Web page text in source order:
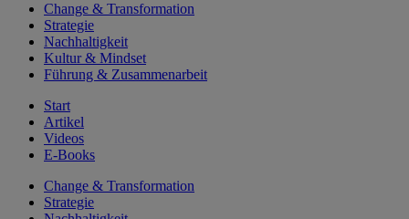
Change & Transformation
Strategie
Nachhaltigkeit
Kultur & Mindset
Führung & Zusammenarbeit
Start
Artikel
Videos
E-Books
Change & Transformation
Strategie